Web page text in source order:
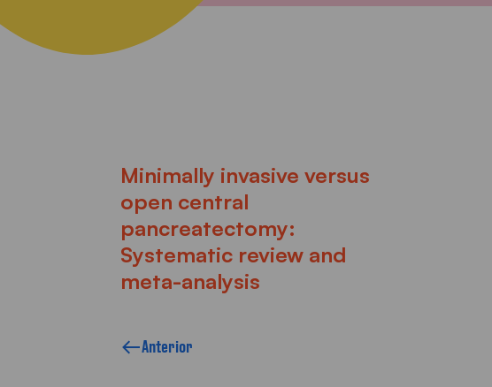
Minimally invasive versus
open central
pancreatectomy:
Systematic review and
meta-analysis
Anterior